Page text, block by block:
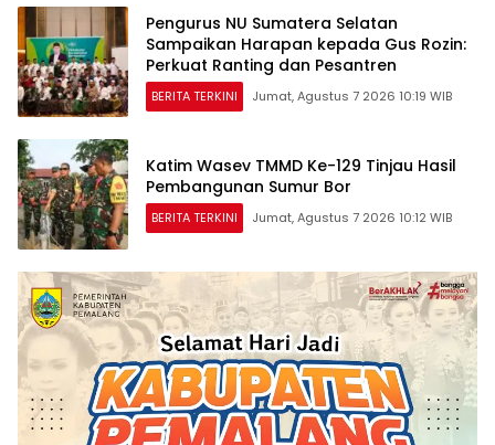
Pengurus NU Sumatera Selatan
Sampaikan Harapan kepada Gus Rozin:
Perkuat Ranting dan Pesantren
BERITA TERKINI Jumat, Agustus 7 2026 10:19 WIB
Katim Wasev TMMD Ke-129 Tinjau Hasil
Pembangunan Sumur Bor
BERITA TERKINI Jumat, Agustus 7 2026 10:12 WIB